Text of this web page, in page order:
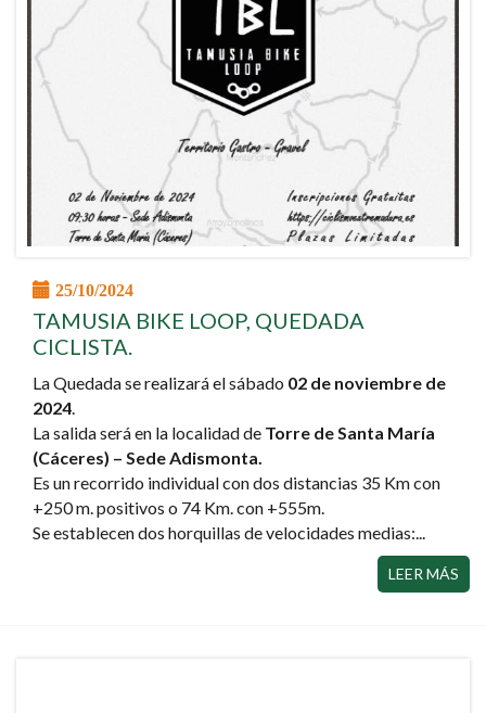
25/10/2024
TAMUSIA BIKE LOOP, QUEDADA
CICLISTA.
La Quedada se realizará el sábado 02 de noviembre de
2024
La salida será en la localidad de Torre de Santa María
(Cáceres) – Sede Adismonta.
Es un recorrido individual con dos distancias 35 Km con
+250 m. positivos o 74 Km. con +555m.
Se establecen dos horquillas de velocidades medias:...
LEER MÁS